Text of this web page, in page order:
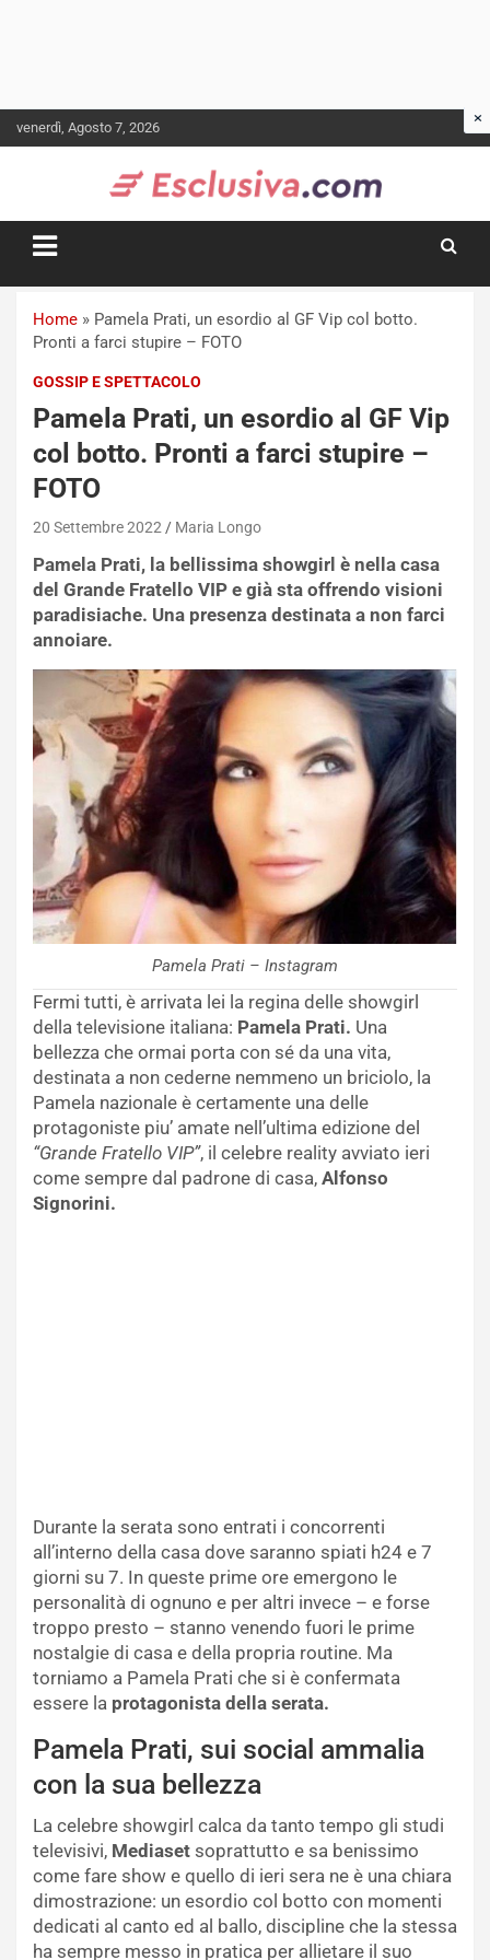
to
venerdì, Agosto 7, 2026
Home » Pamela Prati, un esordio al GF Vip col botto.
Pronti a farci stupire – FOTO
GOSSIP E SPETTACOLO
Pamela Prati, un esordio al GF Vip
col botto. Pronti a farci stupire –
FOTO
20 Settembre 2022 Maria Longo
Pamela Prati, la bellissima showgirl è nella casa
del Grande Fratello VIP e già sta offrendo visioni
paradisiache. Una presenza destinata a non farci
annoiare.
Pamela Prati – Instagram
Fermi tutti, è arrivata lei la regina delle showgirl
della televisione italiana: Pamela Prati. Una
bellezza che ormai porta con sé da una vita,
destinata a non cederne nemmeno un briciolo, la
Pamela nazionale è certamente una delle
protagoniste piu’ amate nell’ultima edizione del
“Grande Fratello VIP”, il celebre reality avviato ieri
come sempre dal padrone di casa, Alfonso
Signorini.
Durante la serata sono entrati i concorrenti
all’interno della casa dove saranno spiati h24 e 7
giorni su 7. In queste prime ore emergono le
personalità di ognuno e per altri invece – e forse
troppo presto – stanno venendo fuori le prime
nostalgie di casa e della propria routine. Ma
torniamo a Pamela Prati che si è confermata
essere la protagonista della serata.
Pamela Prati, sui social ammalia
con la sua bellezza
La celebre showgirl calca da tanto tempo gli studi
televisivi, Mediaset soprattutto e sa benissimo
come fare show e quello di ieri sera ne è una chiara
dimostrazione: un esordio col botto con momenti
dedicati al canto ed al ballo, discipline che la stessa
ha sempre messo in pratica per allietare il suo